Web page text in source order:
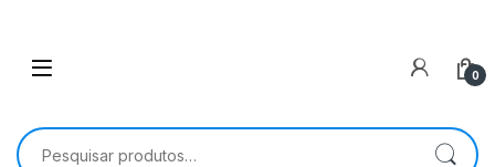
0
Pesquisar por: